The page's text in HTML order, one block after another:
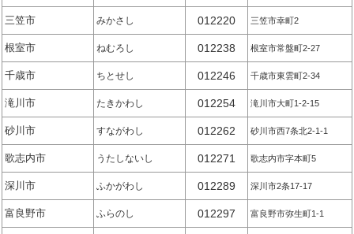
三笠市 みかさし 012220 三笠市幸町2
根室市 ねむろし 012238 根室市常盤町2-27
千歳市 ちとせし 012246 千歳市東雲町2-34
滝川市 たきかわし 012254 滝川市大町1-2-15
砂川市 すながわし 012262 砂川市西7条北2-1-1
歌志内市 うたしないし 012271 歌志内市字本町5
深川市 ふかがわし 012289 深川市2条17-17
富良野市 ふらのし 012297 富良野市弥生町1-1